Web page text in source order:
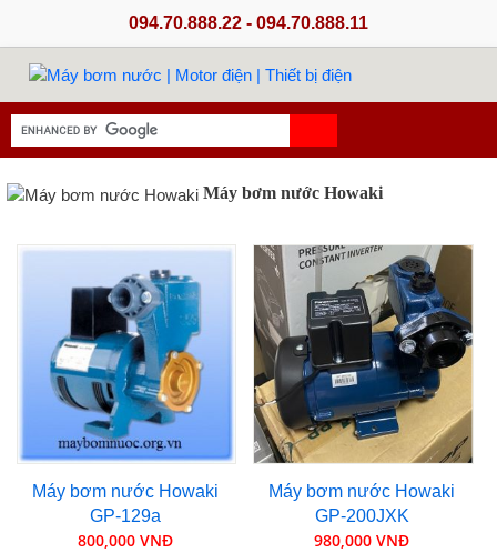
094.70.888.22 - 094.70.888.11
Máy bơm nước Howaki
Máy bơm nước Howaki
GP-129a
800,000 VNĐ
Máy bơm nước Howaki
GP-200JXK
980,000 VNĐ